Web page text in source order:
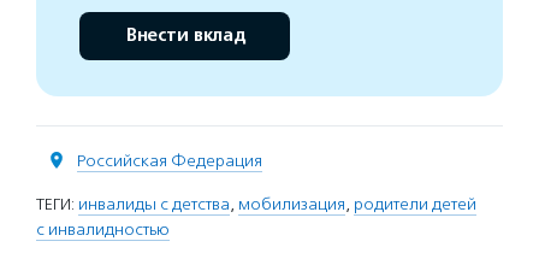
Внести вклад
Российская Федерация
ТЕГИ: инвалиды с детства, мобилизация, родители детей
с инвалидностью